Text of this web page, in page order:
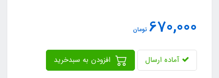
670,000 تومان
آماده ارسال